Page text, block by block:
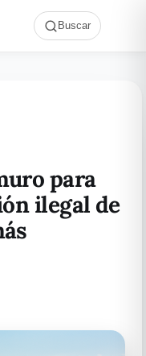
Buscar
para
ilegal de